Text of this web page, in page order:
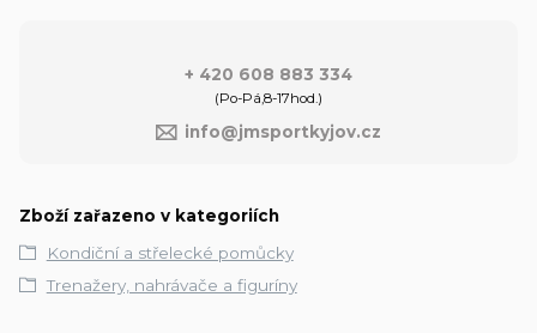
+ 420 608 883 334
(Po-Pá,8-17hod.)
info@jmsportkyjov.cz
Zboží zařazeno v kategoriích
Kondiční a střelecké pomůcky
Trenažery, nahrávače a figuríny